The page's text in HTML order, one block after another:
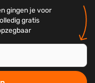
gingen je voor
gratis